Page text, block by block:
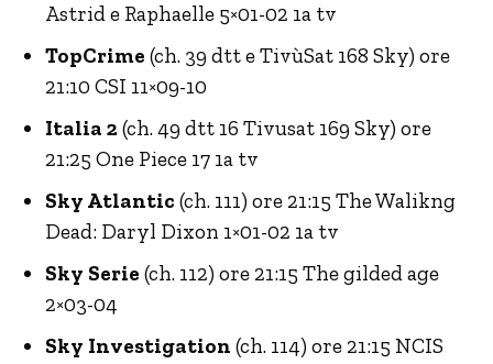
Astrid e Raphaelle 5×01-02 1a tv
TopCrime (ch. 39 dtt e TivùSat 168 Sky) ore
21:10 CSI 11×09-10
Italia 2(ch. 49 dtt 16 Tivusat 169 Sky) ore
21:25 One Piece 17 1a tv
Sky Atlantic (ch. 111) ore 21:15 The Walikng
Dead: Daryl Dixon 1×01-02 1a tv
Sky Serie (ch. 112) ore 21:15 The gilded age
2×03-04
Sky Investigation (ch. 114) ore 21:15 NCIS